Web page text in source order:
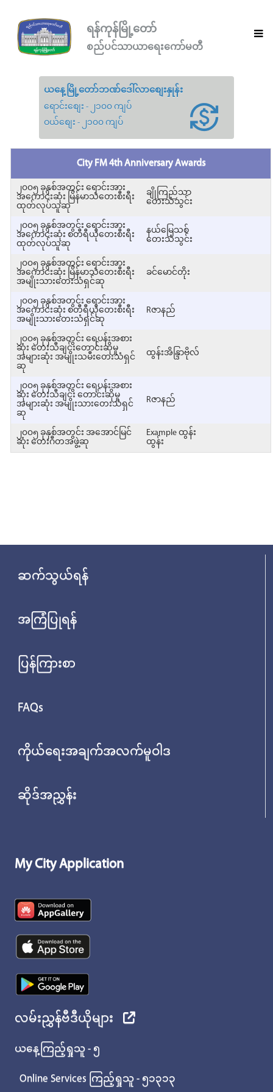
ရန်ကုန်မြို့တော်
စည်ပင်သာယာရေးကော်မတီ
ယနေ့မြို့တော်ဘဏ်ဒေါ်လာစျေးနှုန်း
ရောင်းစျေး - ၂၁၀၀ ကျပ်
ဝယ်စျေး - ၂၁၀၀ ကျပ်
City FM 4th Anniversary Awards
၂၀၀၅ ခုနှစ်အတွင်း ရောင်းအား
အကောင်းဆုံး မြန်မာသံတေးစီးရီး
ထုတ်လုပ်သူဆု
ချိုကြည်သာ
တေးသံသွင်း
၂၀၀၅ ခုနှစ်အတွင်း ရောင်းအား
အကောင်းဆုံး စတီရီယိုတေးစီးရီး
ထုတ်လုပ်သူဆု
နယ်မြေသစ်
တေးသံသွင်း
၂၀၀၅ ခုနှစ်အတွင်း ရောင်းအား
အကောင်းဆုံး မြန်မာသံတေးစီးရီး
အမျိုးသားတေးသံရှင်ဆု
ခင်မောင်တိုး
၂၀၀၅ ခုနှစ်အတွင်း ရောင်းအား
အကောင်းဆုံး စတီရီယိုတေးစီးရီး
အမျိုးသားတေးသံရှင်ဆု
Rဇာနည်
၂၀၀၅ ခုနှစ်အတွင်း ရေပန်းအစား
ဆုံး တေးသီချင်းတောင်းဆိုမှု
အများဆုံး အမျိုးသမီးတေးသံရှင်
ဆု
ထွန်းအိန္ဒြာဗိုလ်
၂၀၀၅ ခုနှစ်အတွင်း ရေပန်းအစား
ဆုံး တေးသီချင်း တောင်းဆိုမှု
အများဆုံး အမျိုးသားတေးသံရှင်
ဆု
Rဇာနည်
၂၀၀၅ ခုနှစ်အတွင်း အအောင်မြင်
ဆုံး တေးဂီတအဖွဲ့ဆု
Example ထွန်း
ထွန်း
ဆက်သွယ်ရန်
အကြံပြုရန်
ပြန်ကြားစာ
FAQs
ကိုယ်ရေးအချက်အလက်မူဝါဒ
ဆိုဒ်အညွှန်း
My City Application
လမ်းညွှန်ဗီဒီယိုများ
ယနေ့ကြည့်ရှုသူ - ၅
Online Services ကြည့်ရှုသူ - ၅၁၃၁၃